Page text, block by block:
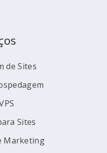
de Sites
Sites
Marketing